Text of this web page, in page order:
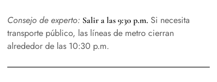
Consejo de experto: Salir a las 9:30 p.m. Si necesita
transporte público, las líneas de metro cierran
alrededor de las 10:30 p.m.